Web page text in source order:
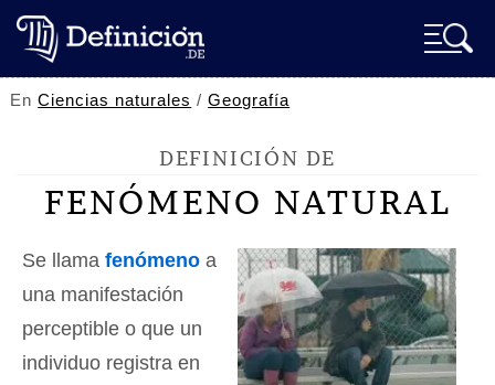
EnCiencias naturales /Geografía
DEFINICIÓN DE
FENÓMENO NATURAL
Se llama fenómeno a
una manifestación
perceptible o que un
individuo registra en